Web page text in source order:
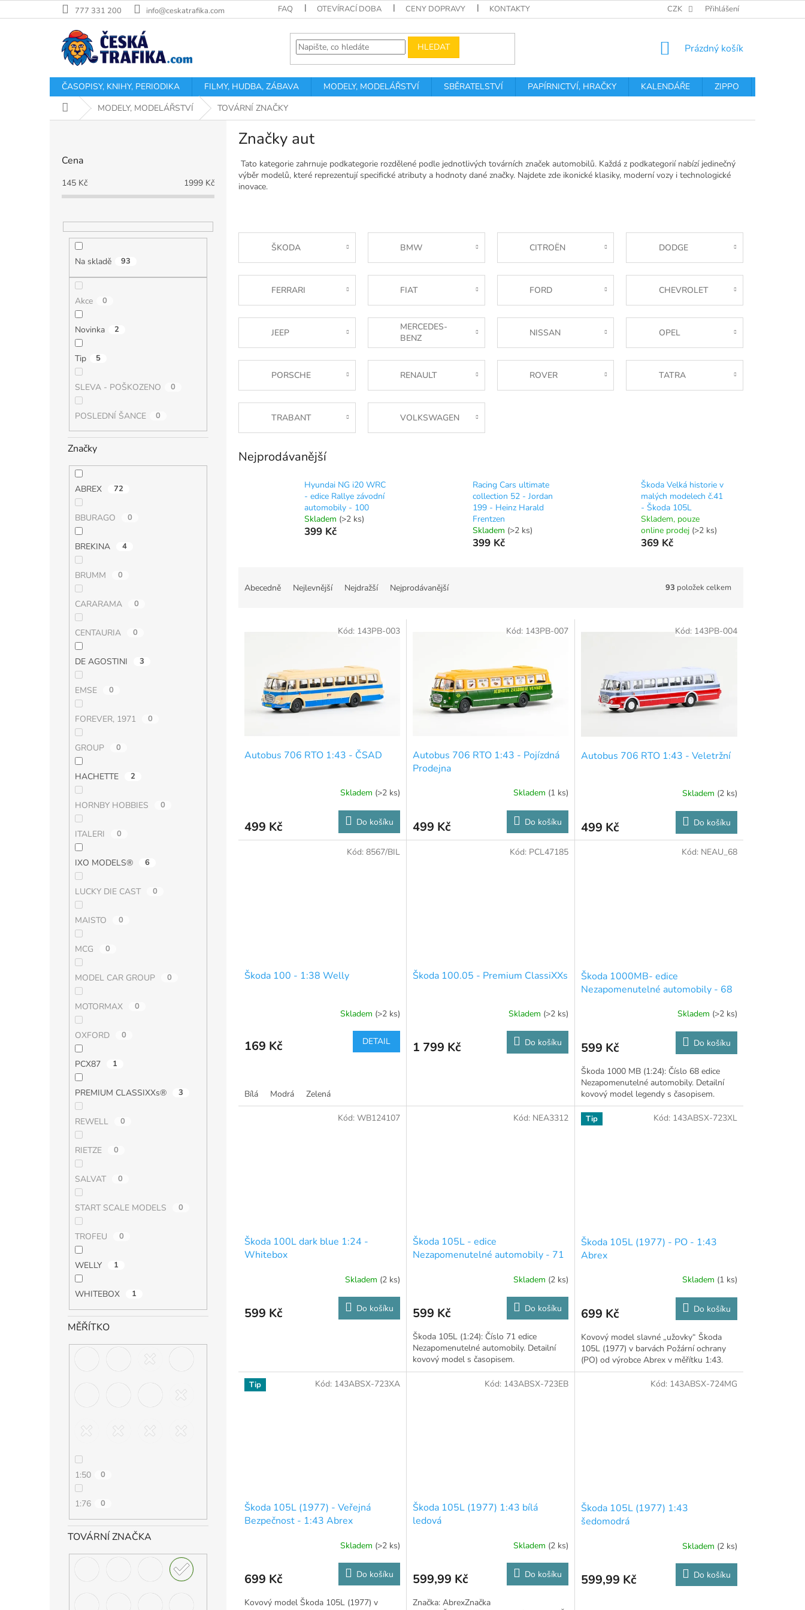
na
777 331 200 info@ceskatrafika.com FAQ OTEVÍRACÍ DOBA CENY DOPRAVY KONTAKTY PODMÍNKY OCHRANY OSOBNÍCH
CZK Přihlášení
HLEDAT
NÁKUPNÍ
Prázdný košík
ČASOPISY, KNIHY, PERIODIKA FILMY, HUDBA, ZÁBAVA MODELY, MODELÁŘSTVÍ SBĚRATELSTVÍ PAPÍRNICTVÍ, HRAČKY KALENDÁŘE ZIPPO
Domů MODELY, MODELÁŘSTVÍ TOVÁRNÍ ZNAČKY
Cena
145 Kč 1999 Kč
Na skladě 93
Akce 0
Novinka 2
Tip 5
SLEVA - POŠKOZENO 0
POSLEDNÍ ŠANCE 0
Značky
ABREX 72
BBURAGO 0
BREKINA 4
BRUMM 0
CARARAMA 0
CENTAURIA 0
DE AGOSTINI 3
EMSE 0
FOREVER, 1971 0
GROUP 0
HACHETTE 2
HORNBY HOBBIES 0
ITALERI 0
IXO MODELS® 6
LUCKY DIE CAST 0
MAISTO 0
MCG 0
MODEL CAR GROUP 0
MOTORMAX 0
OXFORD 0
PCX87 1
PREMIUM CLASSIXXs® 3
REWELL 0
RIETZE 0
SALVAT 0
START SCALE MODELS 0
TROFEU 0
WELLY 1
WHITEBOX 1
MĚŘÍTKO
1:50 0
1:76 0
TOVÁRNÍ ZNAČKA
Značky aut
Tato kategorie zahrnuje podkategorie rozdělené podle jednotlivých továrních značek automobilů. Každá z podkategorií nabízí jedinečný
výběr modelů, které reprezentují specifické atributy a hodnoty dané značky. Najdete zde ikonické klasiky, moderní vozy i technologické
inovace.
ŠKODA BMW CITROËN DODGE
FERRARI FIAT FORD CHEVROLET
JEEP
MERCEDES-
BENZ
NISSAN OPEL
PORSCHE RENAULT ROVER TATRA
TRABANT VOLKSWAGEN
Nejprodávanější
Hyundai NG i20 WRC
- edice Rallye závodní
automobily - 100
Skladem (>2 ks)
399 Kč
Racing Cars ultimate
collection 52 - Jordan
199 - Heinz Harald
Frentzen
Skladem (>2 ks)
399 Kč
Škoda Velká historie v
malých modelech č.41
- Škoda 105L
Skladem, pouze
online prodej (>2 ks)
369 Kč
Abecedně Nejlevnější Nejdražší Nejprodávanější 93 položek celkem
Autobus 706 RTO 1:43 - ČSAD
Skladem (>2 ks)
499 Kč Do košíku
Kód: 143PB-003
Autobus 706 RTO 1:43 - Pojízdná
Prodejna
Skladem (1 ks)
499 Kč Do košíku
Kód: 143PB-007
Autobus 706 RTO 1:43 - Veletržní
Skladem (2 ks)
499 Kč Do košíku
Kód: 143PB-004
Škoda 100 - 1:38 Welly
Skladem (>2 ks)
169 Kč DETAIL
Bílá Modrá Zelená
Kód: 8567/BIL
Škoda 100.05 - Premium ClassiXXs
Skladem (>2 ks)
1 799 Kč Do košíku
Kód: PCL47185
Škoda 1000MB- edice
Nezapomenutelné automobily - 68
Skladem (>2 ks)
599 Kč Do košíku
Škoda 1000 MB (1:24): Číslo 68 edice
Nezapomenutelné automobily. Detailní
kovový model legendy s časopisem.
Kód: NEAU_68
Škoda 100L dark blue 1:24 -
Whitebox
Skladem (2 ks)
599 Kč Do košíku
Kód: WB124107
Škoda 105L - edice
Nezapomenutelné automobily - 71
Skladem (2 ks)
599 Kč Do košíku
Škoda 105L (1:24): Číslo 71 edice
Nezapomenutelné automobily. Detailní
kovový model s časopisem.
Kód: NEA3312 Tip
Škoda 105L (1977) - PO - 1:43
Abrex
Skladem (1 ks)
699 Kč Do košíku
Kovový model slavné „užovky“ Škoda
105L (1977) v barvách Požární ochrany
(PO) od výrobce Abrex v měřítku 1:43.
Kód: 143ABSX-723XL
Tip
Škoda 105L (1977) - Veřejná
Bezpečnost - 1:43 Abrex
Skladem (>2 ks)
699 Kč Do košíku
Kovový model Škoda 105L (1977) v
Kód: 143ABSX-723XA
Škoda 105L (1977) 1:43 bílá
ledová
Skladem (2 ks)
599,99 Kč Do košíku
Značka: AbrexZnačka
Kód: 143ABSX-723EB
Škoda 105L (1977) 1:43
šedomodrá
Skladem (2 ks)
599,99 Kč Do košíku
Kód: 143ABSX-724MG